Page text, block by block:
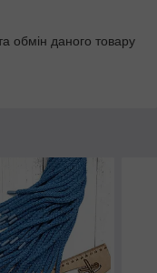
обмін даного товару